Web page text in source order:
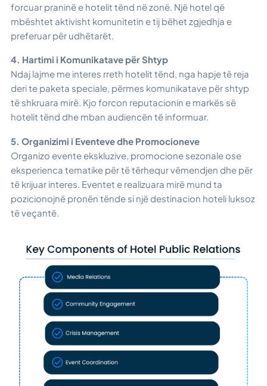
forcuar praninë e hotelit tënd në zonë. Një hotel që
mbështet aktivisht komunitetin e tij bëhet zgjedhja e
preferuar për udhëtarët.
4. Hartimi i Komunikatave për Shtyp
Ndaj lajme me interes rreth hotelit tënd, nga hapje të reja
deri te paketa speciale, përmes komunikatave për shtyp
të shkruara mirë. Kjo forcon reputacionin e markës së
hotelit tënd dhe mban audiencën të informuar.
5. Organizimi i Eventeve dhe Promocioneve
Organizo evente ekskluzive, promocione sezonale ose
eksperienca tematike për të tërhequr vëmendjen dhe për
të krijuar interes. Eventet e realizuara mirë mund ta
pozicionojnë pronën tënde si një destinacion hoteli luksoz
të veçantë.